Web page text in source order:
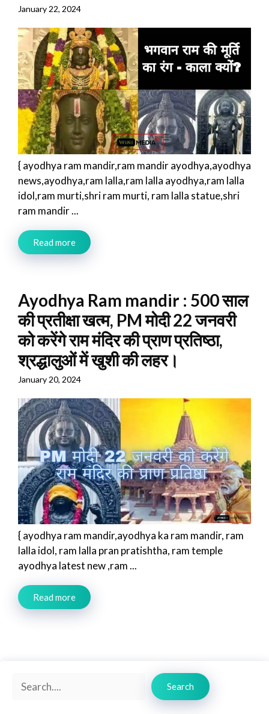
January 22, 2024
{ ayodhya ram mandir,ram mandir ayodhya,ayodhya
news,ayodhya,ram lalla,ram lalla ayodhya,ram lalla
idol,ram murti,shri ram murti, ram lalla statue,shri
ram mandir ...
Read more
Ayodhya Ram mandir : 500 साल
की प्रतीक्षा खत्म, PM मोदी 22 जनवरी
को करेंगे राम मंदिर की प्राण प्रतिष्ठा,
श्रद्धालुओं में खुशी की लहर।
January 20, 2024
{ ayodhya ram mandir,ayodhya ka ram mandir, ram
lalla idol, ram lalla pran pratishtha, ram temple
ayodhya latest new ,ram ...
Read more
Search
Search